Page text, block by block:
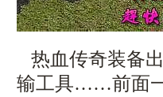
热血传奇装备
输工具……前面